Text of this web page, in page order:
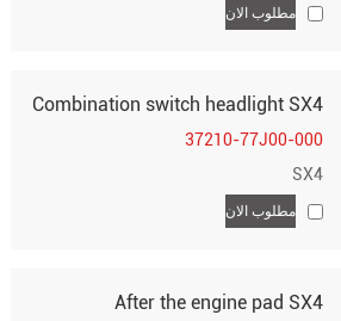
مطلوب الان
Combination switch headlight SX4
37210-77J00-000
SX4
مطلوب الان
After the engine pad SX4